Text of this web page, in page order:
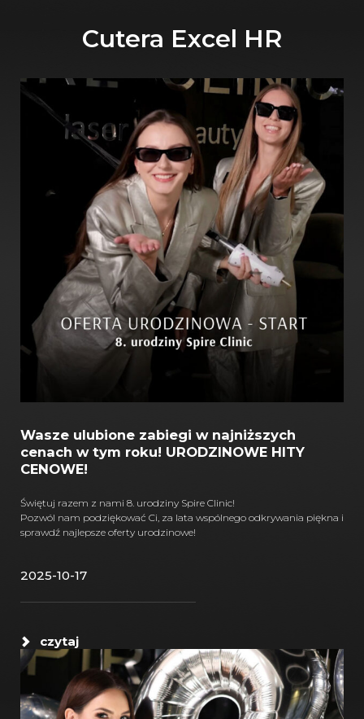
Cutera Excel HR
Wasze ulubione zabiegi w najniższych
cenach w tym roku! URODZINOWE HITY
CENOWE!
Świętuj razem z nami 8. urodziny Spire Clinic!
Pozwól nam podziękować Ci, za lata wspólnego odkrywania piękna i
sprawdź najlepsze oferty urodzinowe!
2025-10-17
czytaj